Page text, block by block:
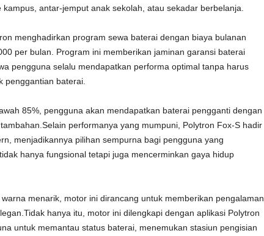
antar-jemput anak sekolah, atau sekadar berbelanja.
menghadirkan program sewa baterai dengan biaya bulanan
per bulan. Program ini memberikan jaminan garansi baterai
pengguna selalu mendapatkan performa optimal tanpa harus
penggantian baterai.
85%, pengguna akan mendapatkan baterai pengganti dengan
performanya yang mumpuni, Polytron Fox-S hadir
menjadikannya pilihan sempurna bagi pengguna yang
hanya fungsional tetapi juga mencerminkan gaya hidup
menarik, motor ini dirancang untuk memberikan pengalaman
hanya itu, motor ini dilengkapi dengan aplikasi Polytron
untuk memantau status baterai, menemukan stasiun pengisian